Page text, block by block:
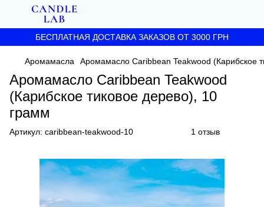
БЕСПЛАТНАЯ ДОСТАВКА ЗАКАЗОВ ОТ 3000 ГРН
Аромамасла Аромамасло Caribbean Teakwood (Карибское
Аромамасло Caribbean Teakwood
(Карибское тиковое дерево), 10
грамм
Артикул: caribbean-teakwood-10 1 отзыв